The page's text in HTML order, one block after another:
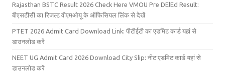
Rajasthan BSTC Result 2026 Check Here VMOU Pre DElEd Result:
बीएसटीसी का रिजल्ट वीएमओयू के ऑफिसियल लिंक से देखें
PTET 2026 Admit Card Download Link: पीटीईटी का एडमिट कार्ड यहां से
डाउनलोड करें
NEET UG Admit Card 2026 Download City Slip: नीट एडमिट कार्ड यहां से
डाउनलोड करें